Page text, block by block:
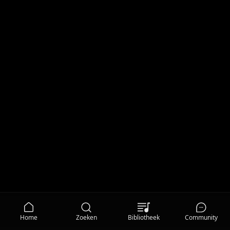
Home Zoeken Bibliotheek Community